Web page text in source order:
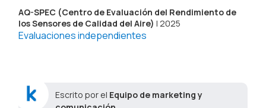
AQ-SPEC (Centro de Evaluación del Rendimiento de
los Sensores de Calidad del Aire) | 2025
Evaluaciones independientes
Escrito por el Equipo de marketing y